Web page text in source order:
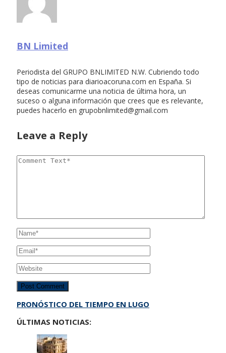
BN Limited
Periodista del GRUPO BNLIMITED N.W. Cubriendo todo
tipo de noticias para diarioacoruna.com en España. Si
deseas comunicarme una noticia de última hora, un
suceso o alguna información que crees que es relevante,
puedes hacerlo en grupobnlimited@gmail.com
Leave a Reply
PRONÓSTICO DEL TIEMPO EN LUGO
ÚLTIMAS NOTICIAS: